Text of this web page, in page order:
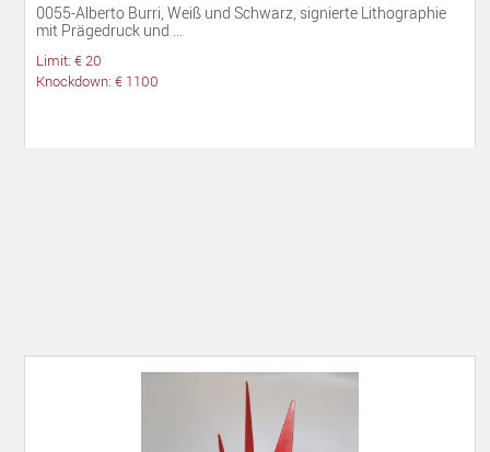
0055-Alberto Burri, Weiß und Schwarz, signierte Lithographie
mit Prägedruck und ...
Limit: € 20
Knockdown: € 1100